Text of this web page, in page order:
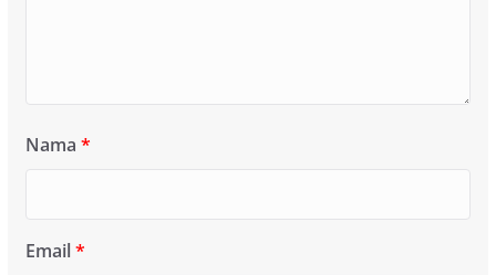
Nama *
Email*